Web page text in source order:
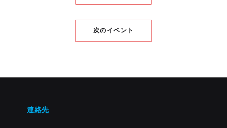
次のイベント
連絡先